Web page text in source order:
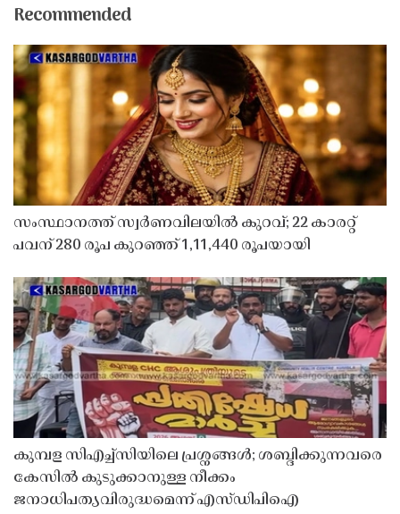
Recommended
സംസ്ഥാനത്ത് സ്വർണവിലയിൽ കുറവ്; 22 കാരറ്റ്
പവന് 280 രൂപ കുറഞ്ഞ് 1,11,440 രൂപയായി
കുമ്പള സിഎച്ച്സിയിലെ പ്രശ്നങ്ങൾ; ശബ്ദിക്കുന്നവരെ
കേസിൽ കുടുക്കാനുള്ള നീക്കം
ജനാധിപത്യവിരുദ്ധമെന്ന് എസ്ഡിപിഐ